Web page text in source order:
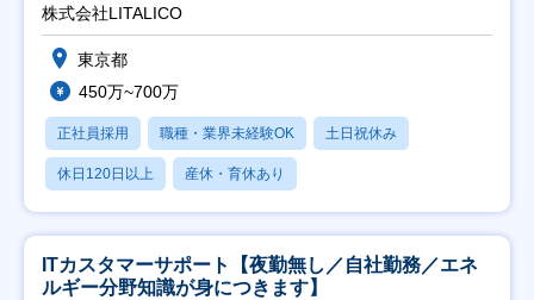
株式会社LITALICO
東京都
450万~700万
正社員採用 職種・業界未経験OK 土日祝休み
休日120日以上 産休・育休あり
ITカスタマーサポート【夜勤無し／自社勤務／エネ
ルギー分野知識が身につきます】